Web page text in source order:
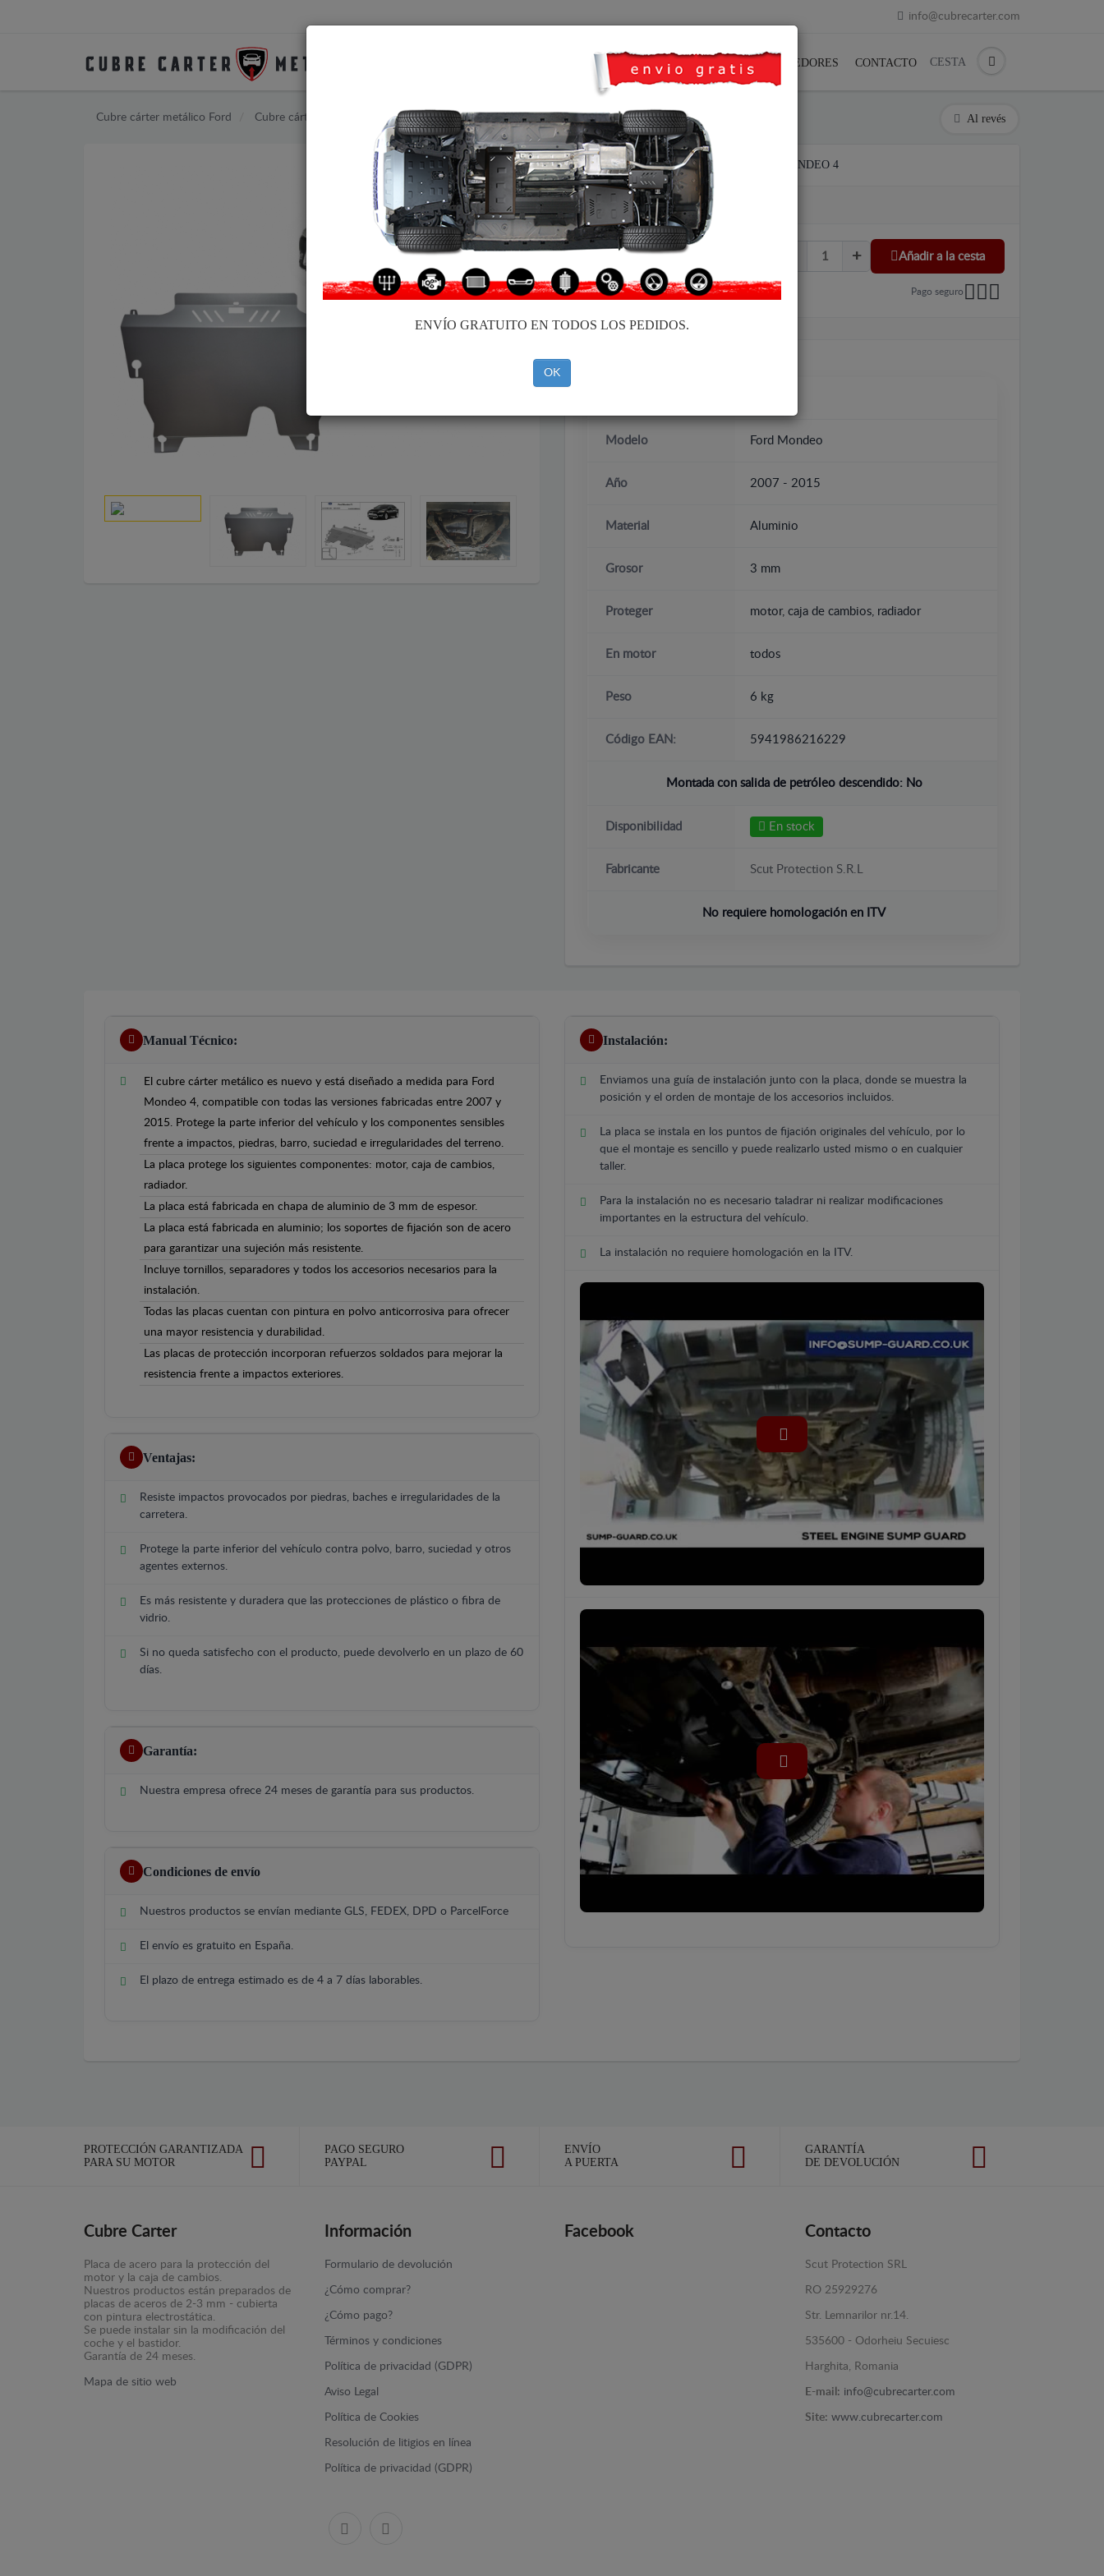
info@cubrecarter.com
TRANSPORTE FEEDBACK REVENDEDORES CONTACTO CESTA
Cubre cárter metálico Ford Cubre cárter metálico Ford Mondeo Al revés
CUBRE CÁRTER DE ALUMINIO FORD MONDEO 4
Código de producto: 30.055ALU
299
IVA incl.
Añadir a la cesta
Pago seguro
Modelo Ford Mondeo
Año 2007 - 2015
Material Aluminio
Grosor 3 mm
Proteger motor, caja de cambios, radiador
En motor todos
Peso 6 kg
Código EAN: 5941986216229
Montada con salida de petróleo descendido: No
Disponibilidad En stock
Fabricante Scut Protection S.R.L
No requiere homologación en ITV
Manual Técnico:
El cubre cárter metálico es nuevo y está diseñado a medida para Ford
Mondeo 4, compatible con todas las versiones fabricadas entre 2007 y
2015. Protege la parte inferior del vehículo y los componentes sensibles
frente a impactos, piedras, barro, suciedad e irregularidades del terreno.
La placa protege los siguientes componentes: motor, caja de cambios,
radiador.
La placa está fabricada en chapa de aluminio de 3 mm de espesor.
La placa está fabricada en aluminio; los soportes de fijación son de acero
para garantizar una sujeción más resistente.
Incluye tornillos, separadores y todos los accesorios necesarios para la
instalación.
Todas las placas cuentan con pintura en polvo anticorrosiva para ofrecer
una mayor resistencia y durabilidad.
Las placas de protección incorporan refuerzos soldados para mejorar la
resistencia frente a impactos exteriores.
Ventajas:
Resiste impactos provocados por piedras, baches e irregularidades de la
carretera.
Protege la parte inferior del vehículo contra polvo, barro, suciedad y otros
agentes externos.
Es más resistente y duradera que las protecciones de plástico o fibra de
vidrio.
Si no queda satisfecho con el producto, puede devolverlo en un plazo de 60
días.
Garantía:
Nuestra empresa ofrece 24 meses de garantía para sus productos.
Condiciones de envío
Nuestros productos se envían mediante GLS, FEDEX, DPD o ParcelForce
El envío es gratuito en España.
El plazo de entrega estimado es de 4 a 7 días laborables.
Instalación:
Enviamos una guía de instalación junto con la placa, donde se muestra la
posición y el orden de montaje de los accesorios incluidos.
La placa se instala en los puntos de fijación originales del vehículo, por lo
que el montaje es sencillo y puede realizarlo usted mismo o en cualquier
taller.
Para la instalación no es necesario taladrar ni realizar modificaciones
importantes en la estructura del vehículo.
La instalación no requiere homologación en la ITV.
PROTECCIÓN GARANTIZADA
PARA SU MOTOR
PAGO SEGURO
PAYPAL
ENVÍO
A PUERTA
GARANTÍA
DE DEVOLUCIÓN
Cubre Carter
Placa de acero para la protección del
motor y la caja de cambios.
Nuestros productos están preparados de
placas de aceros de 2-3 mm - cubierta
con pintura electrostática.
Se puede instalar sin la modificación del
coche y el bastidor.
Garantía de 24 meses.
Mapa de sitio web
Información
Formulario de devolución
¿Cómo comprar?
¿Cómo pago?
Términos y condiciones
Política de privacidad (GDPR)
Aviso Legal
Política de Cookies
Resolución de litigios en línea
Política de privacidad (GDPR)
Facebook Contacto
Scut Protection SRL
RO 25929276
Str. Lemnarilor nr.14.
535600 - Odorheiu Secuiesc
Harghita, Romania
E-mail: info@cubrecarter.com
Site: www.cubrecarter.com
ENVÍO GRATUITO EN TODOS LOS PEDIDOS.
OK